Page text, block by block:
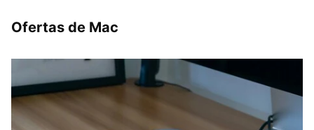
Ofertas de Mac